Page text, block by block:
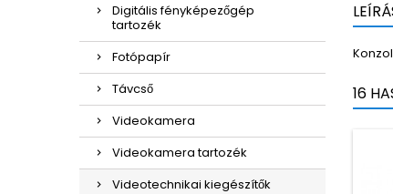
Digitális fényképezőgép
tartozék
Fotópapír
Távcső
Videokamera
Videokamera tartozék
Videotechnikai kiegészítők
Konzol
16